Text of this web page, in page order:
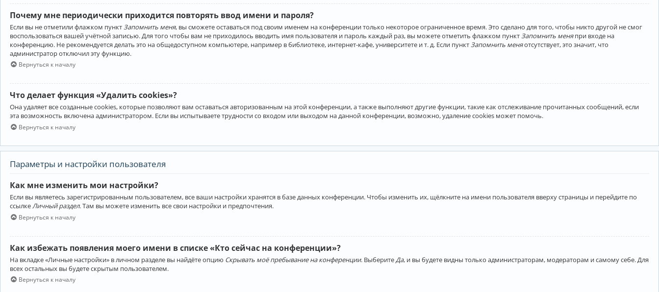
Почему мне периодически приходится повторять ввод имени и пароля?
Если вы не отметили флажком пункт Запомнить меня, вы сможете оставаться под своим именем на конференции только некоторое ограниченное время. Это сделано для того, чтобы никто другой не смог
воспользоваться вашей учётной записью. Для того чтобы вам не приходилось вводить имя пользователя и пароль каждый раз, вы можете отметить флажком пункт Запомнить меняпри входе на
конференцию. Не рекомендуется делать это на общедоступном компьютере, например в библиотеке, интернет-кафе, университете и т. д. Если пункт Запомнить меняотсутствует, это значит, что
администратор отключил эту функцию.
Вернуться к началу
Что делает функция «Удалить cookies»?
Она удаляет все созданные cookies, которые позволяют вам оставаться авторизованным на этой конференции, а также выполняют другие функции, такие как отслеживание прочитанных сообщений, если
эта возможность включена администратором. Если вы испытываете трудности со входом или выходом на данной конференции, возможно, удаление cookies может помочь.
Вернуться к началу
Параметры и настройки пользователя
Как мне изменить мои настройки?
Если вы являетесь зарегистрированным пользователем, все ваши настройки хранятся в базе данных конференции. Чтобы изменить их, щёлкните на имени пользователя вверху страницы и перейдите по
ссылкеЛичный раздел. Там вы можете изменить все свои настройки и предпочтения.
Вернуться к началу
Как избежать появления моего имени в списке «Кто сейчас на конференции»?
На вкладке «Личные настройки» в личном разделе вы найдёте опцию Скрывать моё пребывание на конференции. Выберите Да, и вы будете видны только администраторам, модераторам и самому себе. Для
всех остальных вы будете скрытым пользователем.
Вернуться к началу